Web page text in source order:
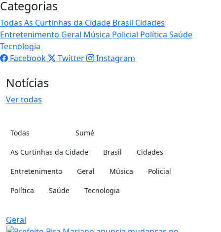
Categorias
Todas As Curtinhas da Cidade Brasil Cidades
Entretenimento Geral Música Policial Política Saúde
Tecnologia
Facebook
Twitter Instagram
Notícias
Ver todas
Todas Sumé
As Curtinhas da Cidade
Brasil Cidades
Entretenimento Geral Música Policial
Política Saúde Tecnologia
Geral